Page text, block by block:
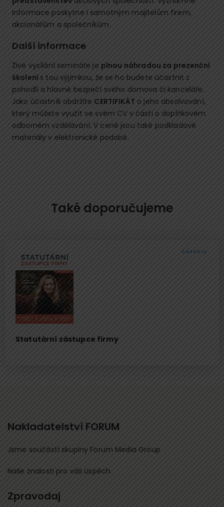
informace poskytne i samotným majitelům firem,
akcionářům a společníkům.
Další informace
Živé vysílání semináře je plnou náhradou za prezenční
školení s tou výjimkou, že se ho budete účastnit z
pohodlí a hlavně bezpečí svého domova či kanceláře.
Jako účastník obdržíte CERTIFIKÁT o jeho absolvování,
který můžete využít ve svém CV v části o doplňkovém
odborném vzdělávání. V ceně jsou také podkladové
materiály v elektronické podobě.
Také doporučujeme
Statutární zástupce firmy
ČASOPIS
Nakladatelství FORUM
Jsme součástí skupiny Forum Media Group
Naše znalosti pro váš úspěch
Zpravodaj